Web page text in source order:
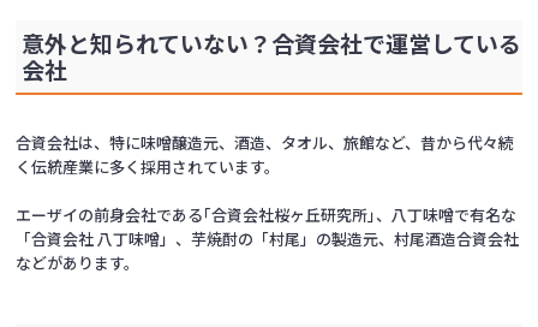
意外と知られていない？合資会社で運営している
会社
合資会社は、特に味噌醸造元、酒造、タオル、旅館など、昔から代々続
く伝統産業に多く採用されています。
エーザイの前身会社である｢合資会社桜ヶ丘研究所｣、八丁味噌で有名な
「合資会社 八丁味噌」、芋焼酎の「村尾」の製造元、村尾酒造合資会社
などがあります。